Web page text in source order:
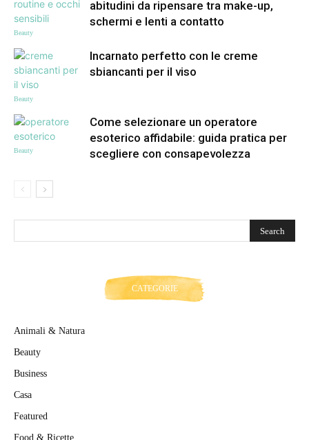
Beauty
abitudini da ripensare tra make-up,
schermi e lenti a contatto
Beauty
Incarnato perfetto con le creme
sbiancanti per il viso
Beauty
Come selezionare un operatore
esoterico affidabile: guida pratica per
scegliere con consapevolezza
CATEGORIE
Animali & Natura
Beauty
Business
Casa
Featured
Food & Ricette